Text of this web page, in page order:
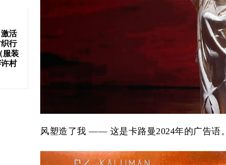
活
行
服装
村
风塑造了我 —— 这是卡路曼2024年的广告语。